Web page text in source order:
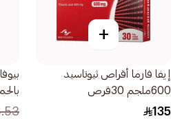
+
إيفا فارما أقراص ثيوتاسيد
600ملجم 30قرص
135